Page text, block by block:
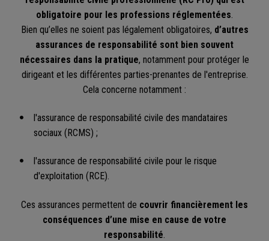
obligatoire pour les professions réglementées.
Bien qu’elles ne soient pas légalement obligatoires, d’autres
assurances de responsabilité sont bien souvent
nécessaires dans la pratique, notamment pour protéger le
dirigeant et les différentes parties-prenantes de l'entreprise.
Cela concerne notamment :
l'assurance de responsabilité civile des mandataires
sociaux (RCMS) ;
l'assurance de responsabilité civile pour le risque
d'exploitation (RCE).
Ces assurances permettent de couvrir financièrement les
conséquences d’une mise en cause de votre
responsabilité